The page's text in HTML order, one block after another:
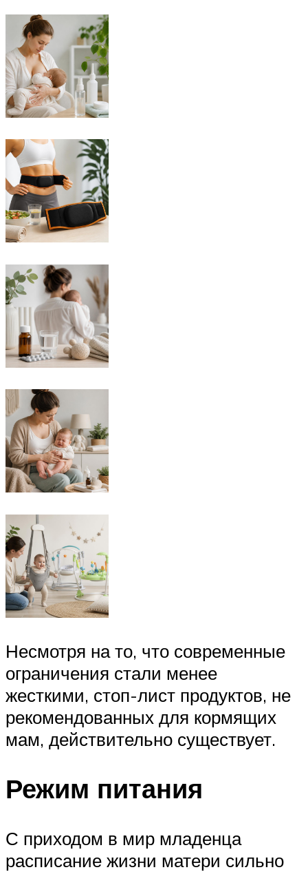
Несмотря на то, что современные
ограничения стали менее
жесткими, стоп-лист продуктов, не
рекомендованных для кормящих
мам, действительно существует.
Режим питания
С приходом в мир младенца
расписание жизни матери сильно